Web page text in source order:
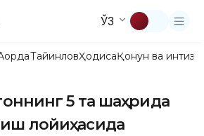
ЎЗ
ТайинловҲодисаҚонун ва
5 та шаҳрида
лойиҳасида